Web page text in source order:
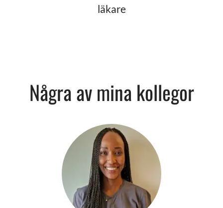
läkare
Några av mina kollegor